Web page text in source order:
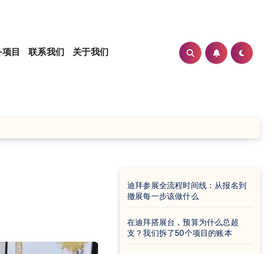
目 联系我们 关于我们
迪拜参展全流程时间线：从报名到
撤展每一步该做什么
在迪拜搭展台，预算为什么总超
支？我们拆了50个项目的账本